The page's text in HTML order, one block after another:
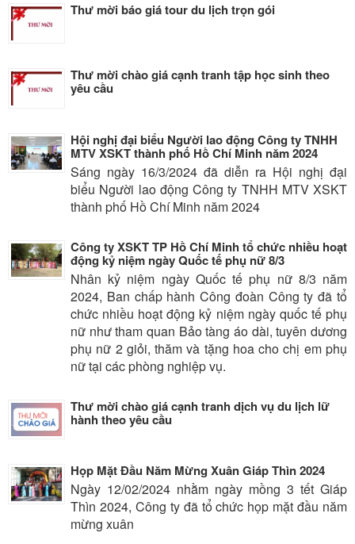
Thư mời báo giá tour du lịch trọn gói
Thư mời chào giá cạnh tranh tập học sinh theo
yêu cầu
Hội nghị đại biểu Người lao động Công ty TNHH
MTV XSKT thành phố Hồ Chí Minh năm 2024
Sáng ngày 16/3/2024 đã diễn ra Hội nghị đại
biểu Người lao động Công ty TNHH MTV XSKT
thành phố Hồ Chí Minh năm 2024
Công ty XSKT TP Hồ Chí Minh tổ chức nhiều hoạt
động kỷ niệm ngày Quốc tế phụ nữ 8/3
Nhân kỷ niệm ngày Quốc tế phụ nữ 8/3 năm
2024, Ban chấp hành Công đoàn Công ty đã tổ
chức nhiều hoạt động kỷ niệm ngày quốc tế phụ
nữ như tham quan Bảo tàng áo dài, tuyên dương
phụ nữ 2 giỏi, thăm và tặng hoa cho chị em phụ
nữ tại các phòng nghiệp vụ.
Thư mời chào giá cạnh tranh dịch vụ du lịch lữ
hành theo yêu cầu
Họp Mặt Đầu Năm Mừng Xuân Giáp Thìn 2024
Ngày 12/02/2024 nhằm ngày mồng 3 tết Giáp
Thìn 2024, Công ty đã tổ chức họp mặt đầu năm
mừng xuân